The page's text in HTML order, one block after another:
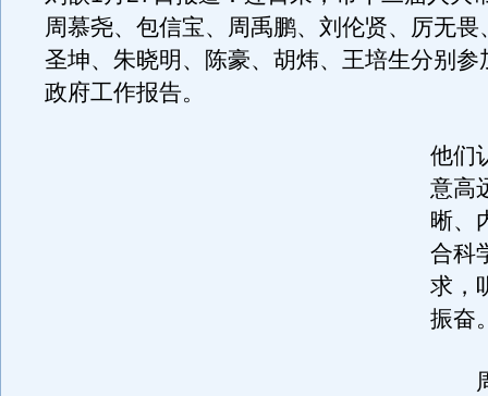
周慕尧、包信宝、周禹鹏、刘伦贤、厉无畏
圣坤、朱晓明、陈豪、胡炜、王培生分别参
政府工作报告。
他们
意高
晰、
合科
求，
振奋
周